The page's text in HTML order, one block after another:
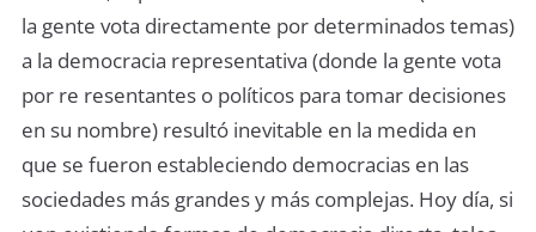
la gente vota directamente por determinados temas)
a la democracia representativa (donde la gente vota
por re resentantes o políticos para tomar decisiones
en su nombre) resultó inevitable en la medida en
que se fueron estableciendo democracias en las
sociedades más grandes y más complejas. Hoy día, si